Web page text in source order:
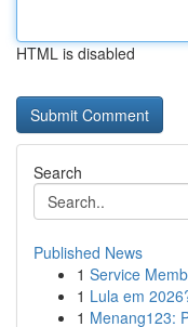
HTML is disabled
Search
Published News
1 Service
1 Lula em
1 Menang123: